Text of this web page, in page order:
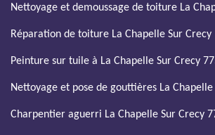
Nettoyage et demoussage de toiture La
Réparation de toiture La Chapelle Sur Crecy
Peinture sur tuile à La Chapelle Sur Crecy
Nettoyage et pose de gouttières La Chapelle
Charpentier aguerri La Chapelle Sur Crecy